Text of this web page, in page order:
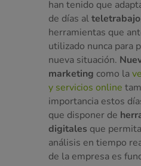
han tenido que
de días alteletrabajo
herramientas que
utilizado nunca para
nueva situación.
marketing como la
y servicios online
importancia estos
que disponer de
digitales que
análisis en tiempo
de la empresa es